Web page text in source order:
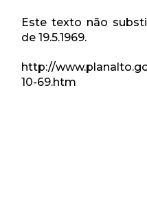
Este texto não
de 19.5.1969.
http://
10-69.htm